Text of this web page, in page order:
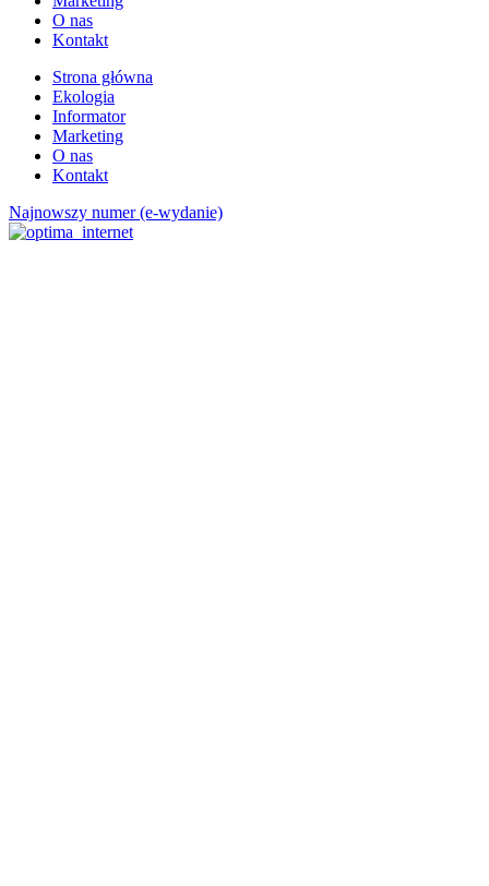
O nas
Kontakt
Strona główna
Ekologia
Informator
Marketing
O nas
Kontakt
Najnowszy numer (e-wydanie)